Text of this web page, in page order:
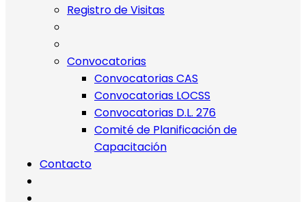
Registro de Visitas
Convocatorias
Convocatorias CAS
Convocatorias LOCSS
Convocatorias D.L. 276
Comité de Planificación de
Capacitación
Contacto